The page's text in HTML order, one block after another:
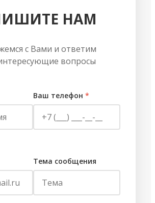
НАМ
с Вами и ответим
вопросы
Ваш телефон *
Тема сообщения